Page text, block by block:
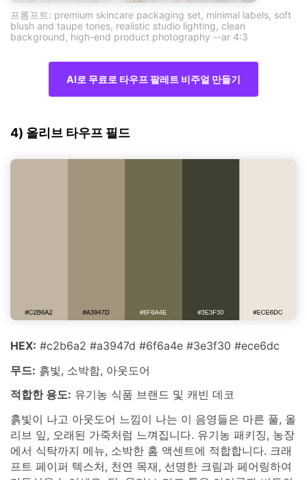
프롬프트: premium skincare packaging set, minimal labels, soft
blush and taupe tones, realistic studio lighting, clean
background, high-end product photography --ar 4:3
AI로 무료로 타우프 팔레트 비주얼 만들기
4) 올리브 타우프 필드
HEX: #c2b6a2 #a3947d #6f6a4e #3e3f30 #ece6dc
무드: 흙빛, 소박함, 아웃도어
적합한 용도: 유기농 식품 브랜드 및 캐빈 데코
흙빛이 나고 아웃도어 느낌이 나는 이 음영들은 마른 풀, 올
리브 잎, 오래된 가죽처럼 느껴집니다. 유기농 패키징, 농장
에서 식탁까지 메뉴, 소박한 홈 액센트에 적합합니다. 크래
프트 페이퍼 텍스처, 천연 목재, 선명한 크림과 페어링하여